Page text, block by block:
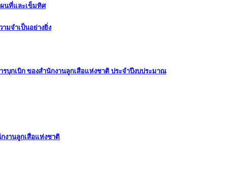
ผนที่และเข็มทิศ
มจำเป็นอย่างยิ่ง
บุกเบิก ของสำนักงานลูกเสือแห่งชาติ ประจำปีงบประมาณ
งานลูกเสือแห่งชาติ